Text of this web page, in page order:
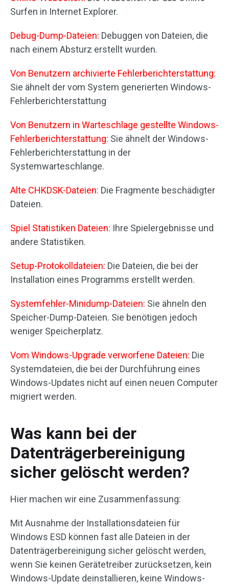
Surfen in Internet Explorer.
Debug-Dump-Dateien: Debuggen von Dateien, die
nach einem Absturz erstellt wurden.
Von Benutzern archivierte Fehlerberichterstattung:
Sie ähnelt der vom System generierten Windows-
Fehlerberichterstattung
Von Benutzern in Warteschlage gestellte Windows-
Fehlerberichterstattung: Sie ähnelt der Windows-
Fehlerberichterstattung in der
Systemwarteschlange.
Alte CHKDSK-Dateien: Die Fragmente beschädigter
Dateien.
Spiel Statistiken Dateien: Ihre Spielergebnisse und
andere Statistiken.
Setup-Protokolldateien: Die Dateien, die bei der
Installation eines Programms erstellt werden.
Systemfehler-Minidump-Dateien: Sie ähneln den
Speicher-Dump-Dateien. Sie benötigen jedoch
weniger Speicherplatz.
Vom Windows-Upgrade verworfene Dateien: Die
Systemdateien, die bei der Durchführung eines
Windows-Updates nicht auf einen neuen Computer
migriert werden.
Was kann bei der
Datenträgerbereinigung
sicher gelöscht werden?
Hier machen wir eine Zusammenfassung:
Mit Ausnahme der Installationsdateien für
Windows ESD können fast alle Dateien in der
Datenträgerbereinigung sicher gelöscht werden,
wenn Sie keinen Gerätetreiber zurücksetzen, kein
Windows-Update deinstallieren, keine Windows-